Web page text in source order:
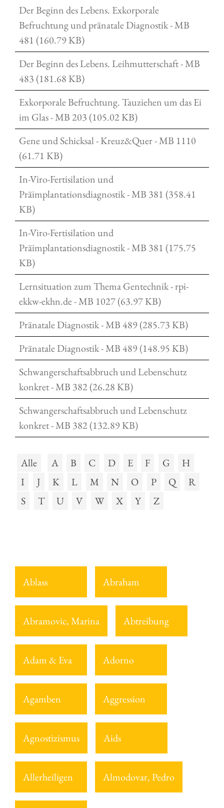
Der Beginn des Lebens. Exkorporale
Befruchtung und pränatale Diagnostik - MB
481 (160.79 KB)
Der Beginn des Lebens. Leihmutterschaft - MB
483 (181.68 KB)
Exkorporale Befruchtung. Tauziehen um das Ei
im Glas - MB 203 (105.02 KB)
Gene und Schicksal - Kreuz&Quer - MB 1110
(61.71 KB)
In-Viro-Fertisilation und
Präimplantationsdiagnostik - MB 381 (358.41
KB)
In-Viro-Fertisilation und
Präimplantationsdiagnostik - MB 381 (175.75
KB)
Lernsituation zum Thema Gentechnik - rpi-
ekkw-ekhn.de - MB 1027 (63.97 KB)
Pränatale Diagnostik - MB 489 (285.73 KB)
Pränatale Diagnostik - MB 489 (148.95 KB)
Schwangerschaftsabbruch und Lebenschutz
konkret - MB 382 (26.28 KB)
Schwangerschaftsabbruch und Lebenschutz
konkret - MB 382 (132.89 KB)
Alle A B C D E F G
H
I
J K L M N O P Q
R
S
T U V W X Y Z
Ablass Abraham
Abramovic, Marina Abtreibung
Adam & Eva Adorno
Agamben Aggression
Agnostizismus Aids
Allerheiligen Almodovar, Pedro